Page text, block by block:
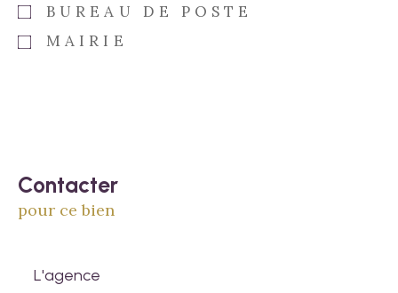
BUREAU DE POSTE
MAIRIE
Contacter
pour ce bien
L'agence